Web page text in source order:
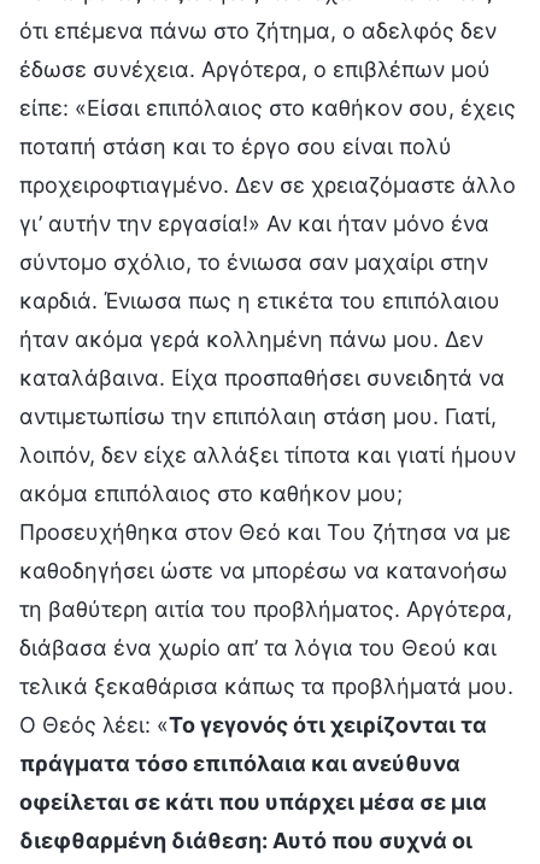
ότι επέμενα πάνω στο ζήτημα, ο αδελφός δεν
έδωσε συνέχεια. Αργότερα, ο επιβλέπων μού
είπε: «Είσαι επιπόλαιος στο καθήκον σου, έχεις
ποταπή στάση και το έργο σου είναι πολύ
προχειροφτιαγμένο. Δεν σε χρειαζόμαστε άλλο
γι’ αυτήν την εργασία!» Αν και ήταν μόνο ένα
σύντομο σχόλιο, το ένιωσα σαν μαχαίρι στην
καρδιά. Ένιωσα πως η ετικέτα του επιπόλαιου
ήταν ακόμα γερά κολλημένη πάνω μου. Δεν
καταλάβαινα. Είχα προσπαθήσει συνειδητά να
αντιμετωπίσω την επιπόλαιη στάση μου. Γιατί,
λοιπόν, δεν είχε αλλάξει τίποτα και γιατί ήμουν
ακόμα επιπόλαιος στο καθήκον μου;
Προσευχήθηκα στον Θεό και Του ζήτησα να με
καθοδηγήσει ώστε να μπορέσω να κατανοήσω
τη βαθύτερη αιτία του προβλήματος. Αργότερα,
διάβασα ένα χωρίο απ’ τα λόγια του Θεού και
τελικά ξεκαθάρισα κάπως τα προβλήματά μου.
Ο Θεός λέει: «Το γεγονός ότι χειρίζονται τα
πράγματα τόσο επιπόλαια και ανεύθυνα
οφείλεται σε κάτι που υπάρχει μέσα σε μια
διεφθαρμένη διάθεση: Αυτό που συχνά οι